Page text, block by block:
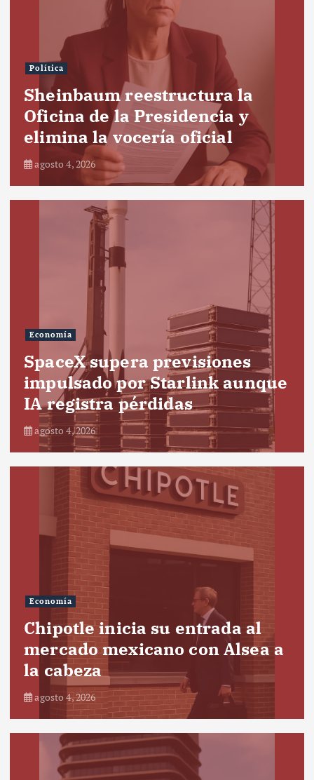
Política
Sheinbaum reestructura la
Oficina de la Presidencia y
elimina la vocería oficial
agosto 4, 2026
Economía
SpaceX supera previsiones
impulsado por Starlink aunque
IA registra pérdidas
agosto 4, 2026
Economía
Chipotle inicia su entrada al
mercado mexicano con Alsea a
la cabeza
agosto 4, 2026